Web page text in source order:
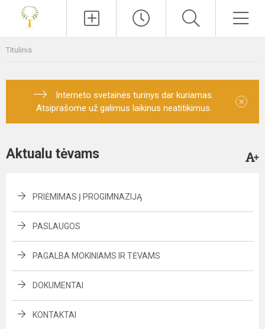
Titulinis
Interneto svetainės turinys dar kuriamas.
Atsiprašome už galimus laikinus neatitikimus.
×
Aktualu tėvams
PRIĖMIMAS Į PROGIMNAZIJĄ
PASLAUGOS
PAGALBA MOKINIAMS IR TĖVAMS
DOKUMENTAI
KONTAKTAI